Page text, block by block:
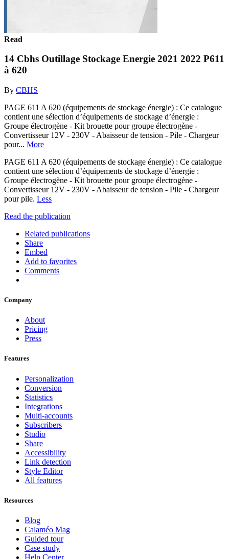
Read
14 Cbhs Outillage Stockage Energie 2021 2022 P611
à 620
By CBHS
PAGE 611 A 620 (équipements de stockage énergie) : Ce catalogue
contient une sélection d’équipements de stockage d’énergie :
Groupe électrogène - Kit brouette pour groupe électrogène -
Convertisseur 12V - 230V - Abaisseur de tension - Pile - Chargeur
pour... More
PAGE 611 A 620 (équipements de stockage énergie) : Ce catalogue
contient une sélection d’équipements de stockage d’énergie :
Groupe électrogène - Kit brouette pour groupe électrogène -
Convertisseur 12V - 230V - Abaisseur de tension - Pile - Chargeur
pour pile. Less
Read the publication
Related publications
Share
Embed
Add to favorites
Comments
Company
About
Pricing
Press
Features
Personalization
Conversion
Statistics
Integrations
Multi-accounts
Subscribers
Studio
Share
Accessibility
Link detection
Style Editor
All features
Resources
Blog
Calaméo Mag
Guided tour
Case study
Help Center